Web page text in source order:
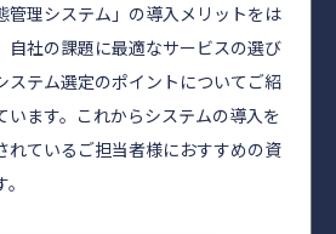
管理システム」の導入メリットをは
自社の課題に最適なサービスの選び
ステム選定のポイントについてご紹
います。これからシステムの導入を
れているご担当者様におすすめの資